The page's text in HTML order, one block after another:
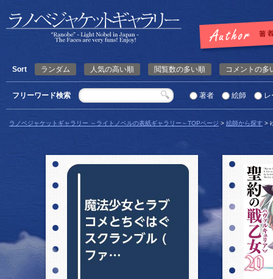
Sort ランダム 人気の高い順 閲覧数の多い順 コメントの多
フリーワード検索 著者 絵師 レ
ラノベジャケットギャラリー ～ライトノベルの表紙ギャラリー～TOPページ > 絵師から探す >
詳細を見る